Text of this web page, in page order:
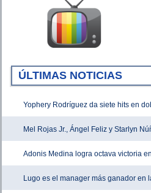
ÚLTIMAS NOTICIAS
Yophery Rodríguez da siete hits en
Mel Rojas Jr., Ángel Feliz y Starlyn
Adonis Medina logra octava victoria
Lugo es el manager más ganador en